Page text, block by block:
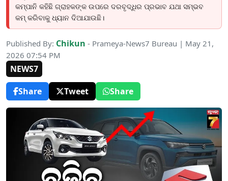
କମ୍ପାନି କହିଛି ଗ୍ରାହକଙ୍କ ଉପରେ ଦରବୃଦ୍ଧିର ପ୍ରଭାବ ଯଥା ସମ୍ଭବ
କମ୍ କରିବାକୁ ଧ୍ୟାନ ଦିଆଯାଉଛି।
Published By: Chikun - Prameya-News7 Bureau | May 21,
2026 07:54 PM
NEWS7
Share
Tweet Share